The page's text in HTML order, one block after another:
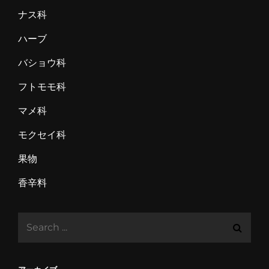
ナス科
ハーブ
バショウ科
フトモモ科
マメ科
モクセイ科
果物
香辛料